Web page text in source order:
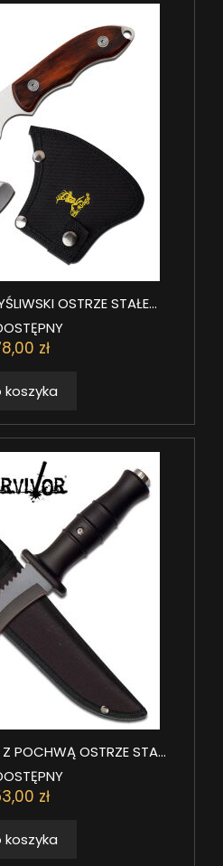
OSTRZE STAŁE...
zł
koszyka
POCHWĄ OSTRZE STA...
zł
koszyka